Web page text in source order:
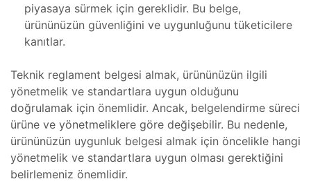
Tamir,
(HMI)
piyasaya sürmek için gereklidir. Bu belge,
ürününüzün güvenliğini ve uygunluğunu tüketicilere
kanıtlar.
Teknik reglament belgesi almak, ürününüzün ilgili
yönetmelik ve standartlara uygun olduğunu
doğrulamak için önemlidir. Ancak, belgelendirme süreci
ürüne ve yönetmeliklere göre değişebilir. Bu nedenle,
ürününüzün uygunluk belgesi almak için öncelikle hangi
yönetmelik ve standartlara uygun olması gerektiğini
belirlemeniz önemlidir.
ve
–